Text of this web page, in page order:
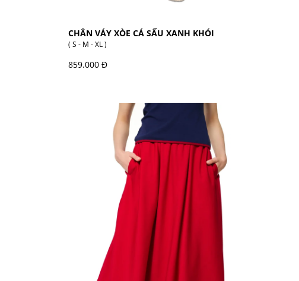
CHÂN VÁY XÒE CÁ SẤU XANH KHÓI
( S - M - XL )
859.000 Đ